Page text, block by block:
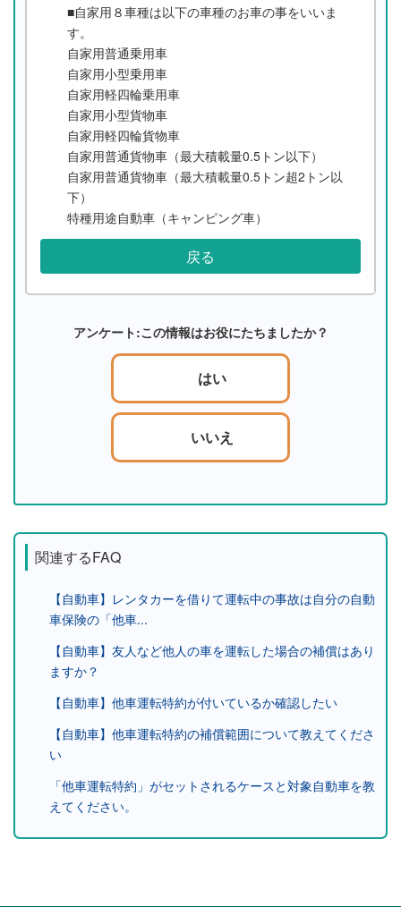
■自家用８車種は以下の車種のお車の事をいいま
す。
自家用普通乗用車
自家用小型乗用車
自家用軽四輪乗用車
自家用小型貨物車
自家用軽四輪貨物車
自家用普通貨物車（最大積載量0.5トン以下）
自家用普通貨物車（最大積載量0.5トン超2トン以
下）
特種用途自動車（キャンピング車）
戻る
アンケート:この情報はお役にたちましたか？
はい
いいえ
関連するFAQ
【自動車】レンタカーを借りて運転中の事故は自分の自動
車保険の「他車...
【自動車】友人など他人の車を運転した場合の補償はあり
ますか？
【自動車】他車運転特約が付いているか確認したい
【自動車】他車運転特約の補償範囲について教えてくださ
い
「他車運転特約」がセットされるケースと対象自動車を教
えてください。